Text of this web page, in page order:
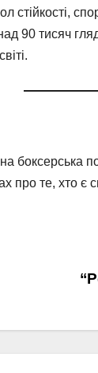
90 тисяч
боксерська
про те, хто є